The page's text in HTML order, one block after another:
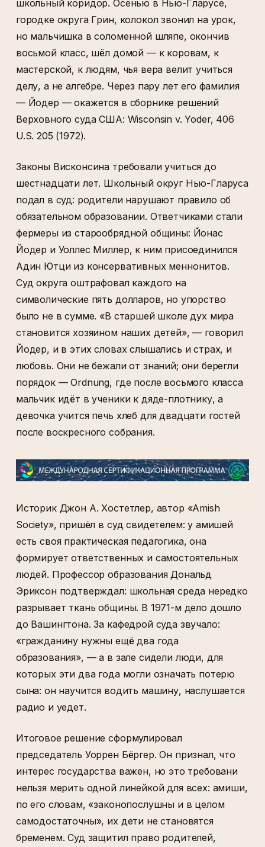
школьный коридор. Осенью в Нью-Гларусе,
городке округа Грин, колокол звонил на урок,
но мальчишка в соломенной шляпе, окончив
восьмой класс, шёл домой — к коровам, к
мастерской, к людям, чья вера велит учиться
делу, а не алгебре. Через пару лет его фамилия
— Йодер — окажется в сборнике решений
Верховного суда США: Wisconsin v. Yoder, 406
U.S. 205 (1972).
Законы Висконсина требовали учиться до
шестнадцати лет. Школьный округ Нью-Гларуса
подал в суд: родители нарушают правило об
обязательном образовании. Ответчиками стали
фермеры из старообрядной общины: Йонас
Йодер и Уоллес Миллер, к ним присоединился
Адин Ютци из консервативных меннонитов.
Суд округа оштрафовал каждого на
символические пять долларов, но упорство
было не в сумме. «В старшей школе дух мира
становится хозяином наших детей», — говорил
Йодер, и в этих словах слышались и страх, и
любовь. Они не бежали от знаний; они берегли
порядок — Ordnung, где после восьмого класса
мальчик идёт в ученики к дяде-плотнику, а
девочка учится печь хлеб для двадцати гостей
после воскресного собрания.
Историк Джон А. Хостетлер, автор «Amish
Society», пришёл в суд свидетелем: у амишей
есть своя практическая педагогика, она
формирует ответственных и самостоятельных
людей. Профессор образования Дональд
Эриксон подтверждал: школьная среда нередко
разрывает ткань общины. В 1971-м дело дошло
до Вашингтона. За кафедрой суда звучало:
«гражданину нужны ещё два года
образования», — а в зале сидели люди, для
которых эти два года могли означать потерю
сына: он научится водить машину, наслушается
радио и уедет.
Итоговое решение сформулировал
председатель Уоррен Бёргер. Он признал, что
интерес государства важен, но это требовани
нельзя мерить одной линейкой для всех: амиши,
по его словам, «законопослушны и в целом
самодостаточны», их дети не становятся
бременем. Суд защитил право родителей,